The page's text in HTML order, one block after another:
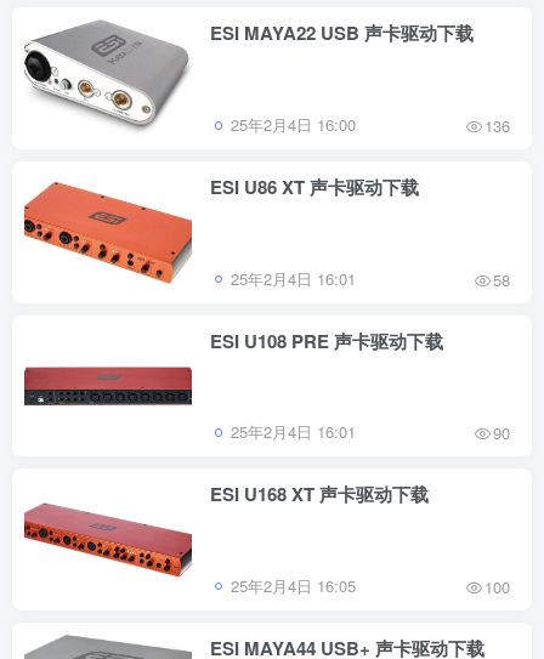
ESI MAYA22 USB 声卡驱动下载
25年2月4日 16:00 136
ESI U86 XT 声卡驱动下载
25年2月4日 16:01 58
ESI U108 PRE 声卡驱动下载
25年2月4日 16:01 90
ESI U168 XT 声卡驱动下载
25年2月4日 16:05 100
ESI MAYA44 USB+ 声卡驱动下载